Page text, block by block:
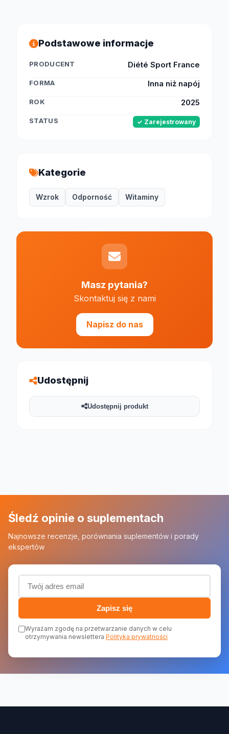
Podstawowe informacje
PRODUCENT Diété Sport France
FORMA Inna niż napój
ROK 2025
STATUS ✓ Zarejestrowany
Kategorie
Wzrok Odporność Witaminy
Masz pytania?
Skontaktuj się z nami
Napisz do nas
Udostępnij
Udostępnij produkt
Śledź opinie o suplementach
Najnowsze recenzje, porównania suplementów i porady
ekspertów
Adres email (wymagany)
Zapisz się
Wyrażam zgodę na przetwarzanie danych w celu
otrzymywania newslettera Polityka prywatności